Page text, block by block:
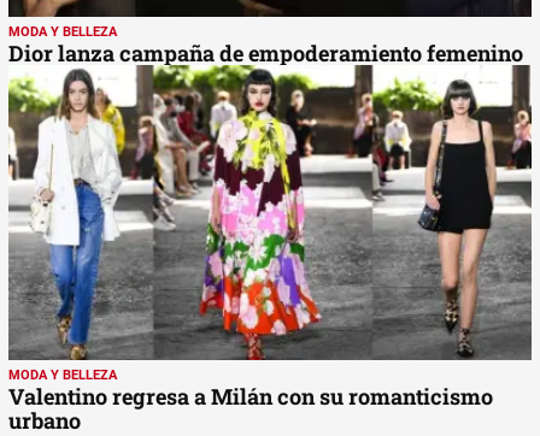
MODA Y BELLEZA
Dior lanza campaña de empoderamiento femenino
MODA Y BELLEZA
Valentino regresa a Milán con su romanticismo
urbano